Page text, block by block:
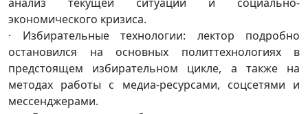
экономического кризиса.
· Избирательные технологии: лектор подробно
остановился на основных политтехнологиях в
предстоящем избирательном цикле, а также на
методах работы с медиа-ресурсами, соцсетями и
мессенджерами.